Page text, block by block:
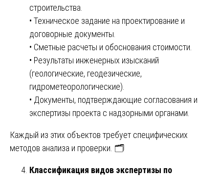
строительства.
• Техническое задание на проектирование и
договорные документы.
• Сметные расчеты и обоснования стоимости.
• Результаты инженерных изысканий
(геологические, геодезические,
гидрометеорологические).
• Документы, подтверждающие согласования и
экспертизы проекта с надзорными органами.
Каждый из этих объектов требует специфических
методов анализа и проверки. 🗂️
Классификация видов экспертизы по